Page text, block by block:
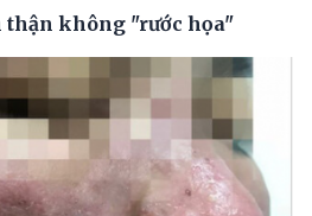
thận không "rước họa"